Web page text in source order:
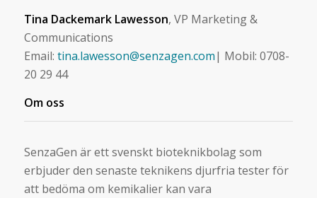
Tina Dackemark Lawesson, VP Marketing &
Communications
Email: tina.lawesson@senzagen.com| Mobil: 0708-
20 29 44
Om oss
SenzaGen är ett svenskt bioteknikbolag som
erbjuder den senaste teknikens djurfria tester för
att bedöma om kemikalier kan vara